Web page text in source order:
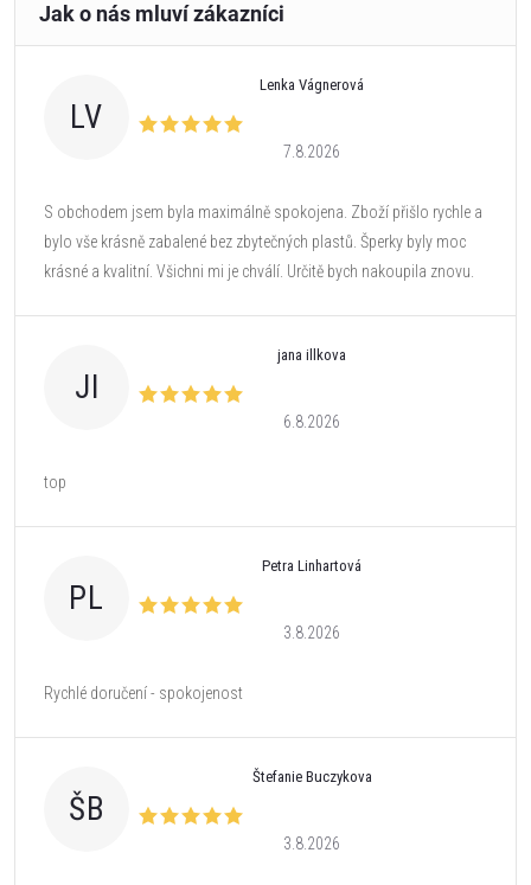
LV
Lenka Vágnerová
7.8.2026
S obchodem jsem byla maximálně spokojena. Zboží přišlo rychle a
bylo vše krásně zabalené bez zbytečných plastů. Šperky byly moc
krásné a kvalitní. Všichni mi je chválí. Určitě bych nakoupila znovu.
JI
jana illkova
6.8.2026
top
PL
Petra Linhartová
3.8.2026
Rychlé doručení - spokojenost
ŠB
Štefanie Buczykova
3.8.2026